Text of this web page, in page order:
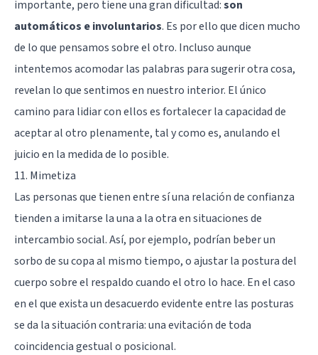
importante, pero tiene una gran dificultad:son
automáticos e involuntarios. Es por ello que dicen mucho
de lo que pensamos sobre el otro. Incluso aunque
intentemos acomodar las palabras para sugerir otra cosa,
revelan lo que sentimos en nuestro interior. El único
camino para lidiar con ellos es fortalecer la capacidad de
aceptar al otro plenamente, tal y como es, anulando el
juicio en la medida de lo posible.
11. Mimetiza
Las personas que tienen entre sí una relación de confianza
tienden a imitarse la una a la otra en situaciones de
intercambio social. Así, por ejemplo, podrían beber un
sorbo de su copa al mismo tiempo, o ajustar la postura del
cuerpo sobre el respaldo cuando el otro lo hace. En el caso
en el que exista un desacuerdo evidente entre las posturas
se da la situación contraria: una evitación de toda
coincidencia gestual o posicional.